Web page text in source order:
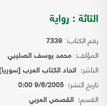
التائة : رواية
رقم الكتاب: 7339
المؤلف: محمد يوسف الصليبي
الناشر: اتحاد الكتاب العرب [سوريا]
تاريخ النشر: 9/6/2005 0:00
القسم: القصص العربي